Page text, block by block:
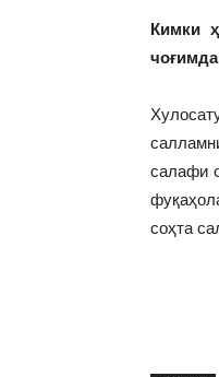
Кимки
салафи
соҳта